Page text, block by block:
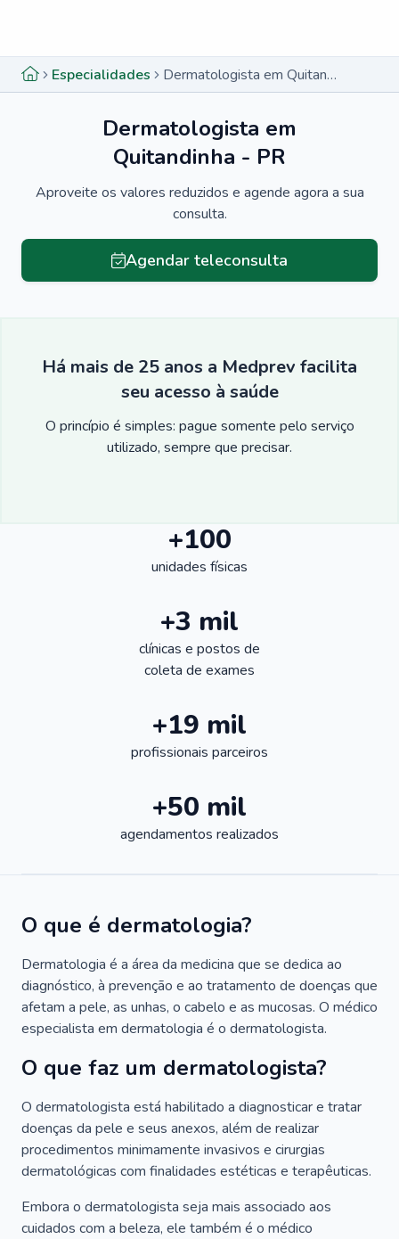
Especialidades Dermatologista em Quitandinha - PR
Dermatologista em
Quitandinha - PR
Aproveite os valores reduzidos e agende agora a sua
consulta.
Agendar teleconsulta
Há mais de 25 anos a Medprev facilita
seu acesso à saúde
O princípio é simples: pague somente pelo serviço
utilizado, sempre que precisar.
+100
unidades físicas
+3 mil
clínicas e postos de
coleta de exames
+19 mil
profissionais parceiros
+50 mil
agendamentos realizados
O que é dermatologia?
Dermatologia é a área da medicina que se dedica ao
diagnóstico, à prevenção e ao tratamento de doenças que
afetam a pele, as unhas, o cabelo e as mucosas. O médico
especialista em dermatologia é o dermatologista.
O que faz um dermatologista?
O dermatologista está habilitado a diagnosticar e tratar
doenças da pele e seus anexos, além de realizar
procedimentos minimamente invasivos e cirurgias
dermatológicas com finalidades estéticas e terapêuticas.
Embora o dermatologista seja mais associado aos
cuidados com a beleza, ele também é o médico